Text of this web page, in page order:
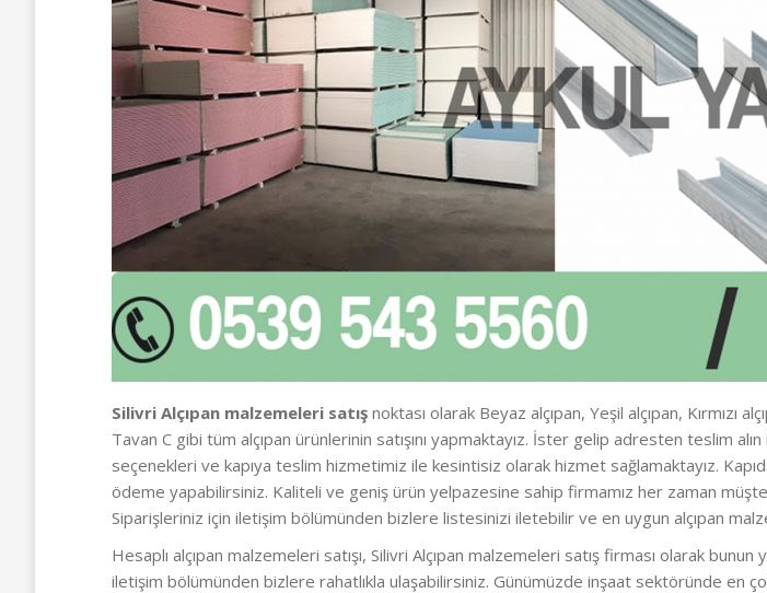
Silivri Alçıpan malzemeleri satış noktası olarak Beyaz alçıpan, Yeşil alçıpan, Kırmızı
Tavan C gibi tüm alçıpan ürünlerinin satışını yapmaktayız. İster gelip adresten teslim
seçenekleri ve kapıya teslim hizmetimiz ile kesintisiz olarak hizmet sağlamaktayız.
ödeme yapabilirsiniz. Kaliteli ve geniş ürün yelpazesine sahip firmamız her zaman
Siparişleriniz için iletişim bölümünden bizlere listesinizi iletebilir ve en uygun alçıpan
Hesaplı alçıpan malzemeleri satışı, Silivri Alçıpan malzemeleri satış firması olarak
iletişim bölümünden bizlere rahatlıkla ulaşabilirsiniz. Günümüzde inşaat sektöründe en